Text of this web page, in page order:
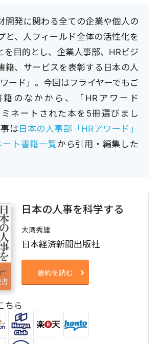
開発に関わる全ての企業や個人の
と、人フィールド全体の活性化を
を目的とし、企業人事部、HRビジ
籍、サービスを表彰する日本の人
ード」。今回はフライヤーでもご
のなかから、「HRアワード
ネートされた本を5冊選びまし
は日本の人事部「HRアワード」
ト書籍一覧から引用・編集した
日本の人事を科学する
大湾秀雄
日本経済新聞出版社
要約を読む
ちら